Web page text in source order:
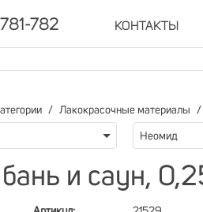
782 КОНТАКТЫ
Лакокрасочные материалы
Неомид
и саун,